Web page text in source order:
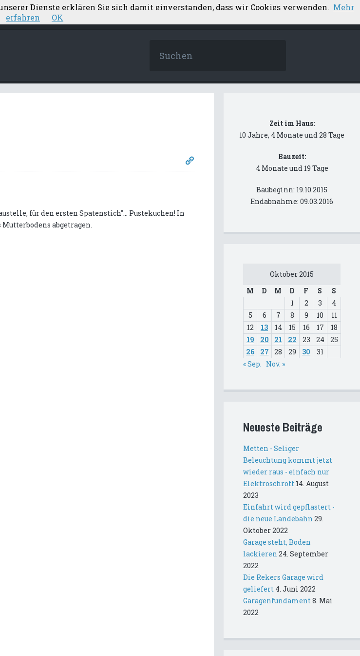
Elektroplanung
für den ersten Spatenstich"... Pustekuchen! In
abgetragen.
Zeit im Haus:
10 Jahre, 4 Monate und 28 Tage
Bauzeit:
4 Monate und 19 Tage
Baubeginn: 19.10.2015
Endabnahme: 09.03.2016
Oktober 2015
M
D M D F S
S
1
2 3
4
5
6 7 8 9 10
11
12
13 14 15 16 17
18
19
20 21 22 23 24
25
26
27 28 29 30
31
« Sep. Nov. »
Neueste Beiträge
Metten - Seliger
Beleuchtung kommt jetzt
wieder raus - einfach nur
Elektroschrott 14. August
2023
Einfahrt wird gepflastert -
die neue Landebahn 29.
Oktober 2022
Garage steht, Boden
lackieren 24. September
2022
Die Rekers Garage wird
geliefert 4. Juni 2022
Garagenfundament8. Mai
2022
Dienste erklären Sie sich damit einverstanden, dass wir Cookies verwenden. Mehr
erfahren
OK